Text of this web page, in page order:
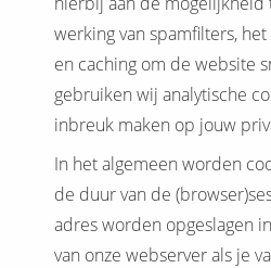
werking van spamfilters,
en caching om de website
gebruiken wij analytische
inbreuk maken op jouw
In het algemeen worden
de duur van de
adres worden opgeslagen
van onze webserver als je